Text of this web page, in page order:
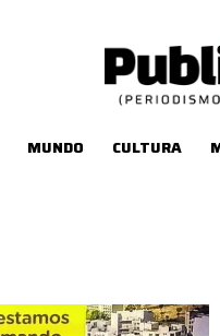
MUNDO CULTURA